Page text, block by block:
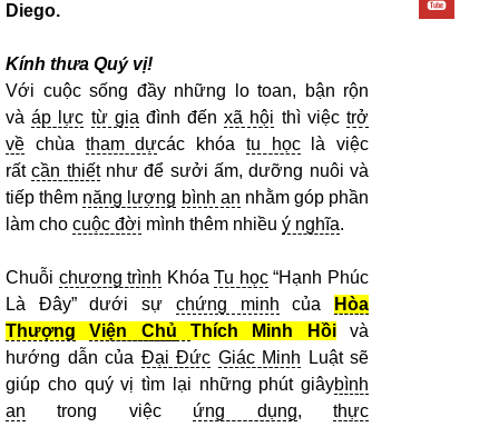
Diego.
Kính thưa Quý vị!
Với cuộc sống đầy những lo toan, bận rộn
vàáp lực từ giađình đếnxã hội thì việctrở
về chùa tham dựcác khóa tu họclà việc
rấtcần thiếtnhư để sưởi ấm, dưỡng nuôi và
tiếp thêm năng lượng bình an nhằm góp phần
làm cho cuộc đời mình thêm nhiều ý nghĩa.
Chuỗi chương trình KhóaTu học“Hạnh Phúc
Là Đây” dưới sự chứng minh của
Hòa
Thượng
Viện Chủ Thích Minh Hồivà
hướng dẫn của Đại Đức Giác Minh Luật sẽ
giúp cho quý vị tìm lại những phút giâybình
an trong việc ứng dụng,thực